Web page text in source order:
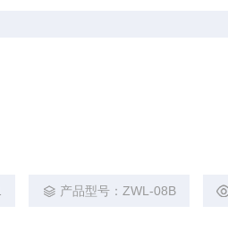
产品型号：ZWL-08B